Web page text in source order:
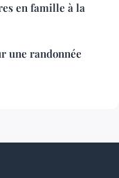
en famille à la
une randonnée